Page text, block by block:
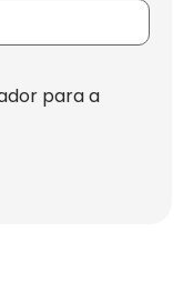
para a